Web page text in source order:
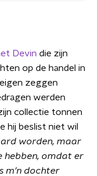
Devin die zijn
op de handel in
zeggen
werden
collectie tonnen
hij beslist niet wil
worden, maar
hebben, omdat er
m'n dochter